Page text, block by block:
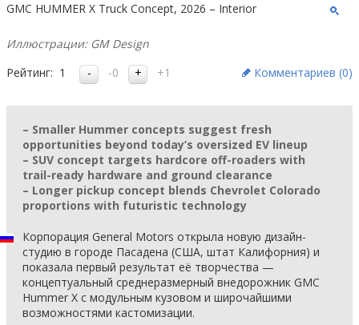
GMC HUMMER X Truck Concept, 2026 – Interior
Иллюстрации: GM Design
Рейтинг: 1 -0 +1 Комментариев (0)
– Smaller Hummer concepts suggest fresh
opportunities beyond today’s oversized EV lineup
– SUV concept targets hardcore off-roaders with
trail-ready hardware and ground clearance
– Longer pickup concept blends Chevrolet Colorado
proportions with futuristic technology
Корпорация General Motors открыла новую дизайн-
студию в городе Пасадена (США, штат Калифорния) и
показала первый результат её творчества —
концептуальный среднеразмерный внедорожник GMC
Hummer X с модульным кузовом и широчайшими
возможностями кастомизации.